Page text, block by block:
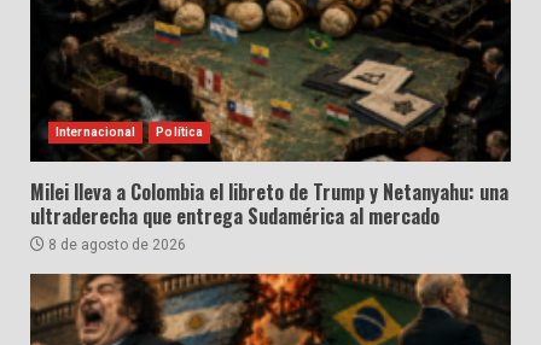
Internacional Política
Milei lleva a Colombia el libreto de Trump y Netanyahu: una
ultraderecha que entrega Sudamérica al mercado
8 de agosto de 2026